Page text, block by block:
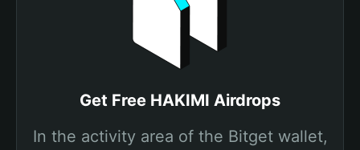
Get Free HAKIMI Airdrops
In the activity area of the Bitget wallet,